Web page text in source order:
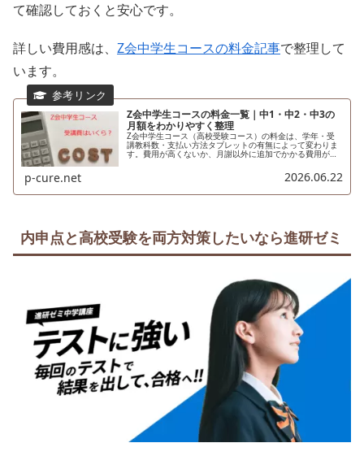
て確認しておくと安心です。
詳しい費用感は、 Z会中学生コースの料金記事で整理して
います。
Z会中学生コースの料金一覧｜中1・中2・中3の
月額をわかりやすく整理
Z会中学生コース（高校受験コース）の料金は、学年・受
講教科数・支払い方法タブレットの有無によって変わりま
す。費用が高くないか、月謝以外に追加でかかる費用がな
p-cure.net 2026.06.22
内申点と高校受験を両方対策したいなら進研ゼミ